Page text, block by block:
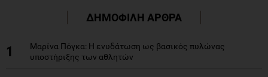
ΔΗΜΟΦΙΛΗ ΑΡΘΡΑ
1
Μαρίνα Πόγκα: Η ενυδάτωση ως βασικός πυλώνας
υποστήριξης των αθλητών